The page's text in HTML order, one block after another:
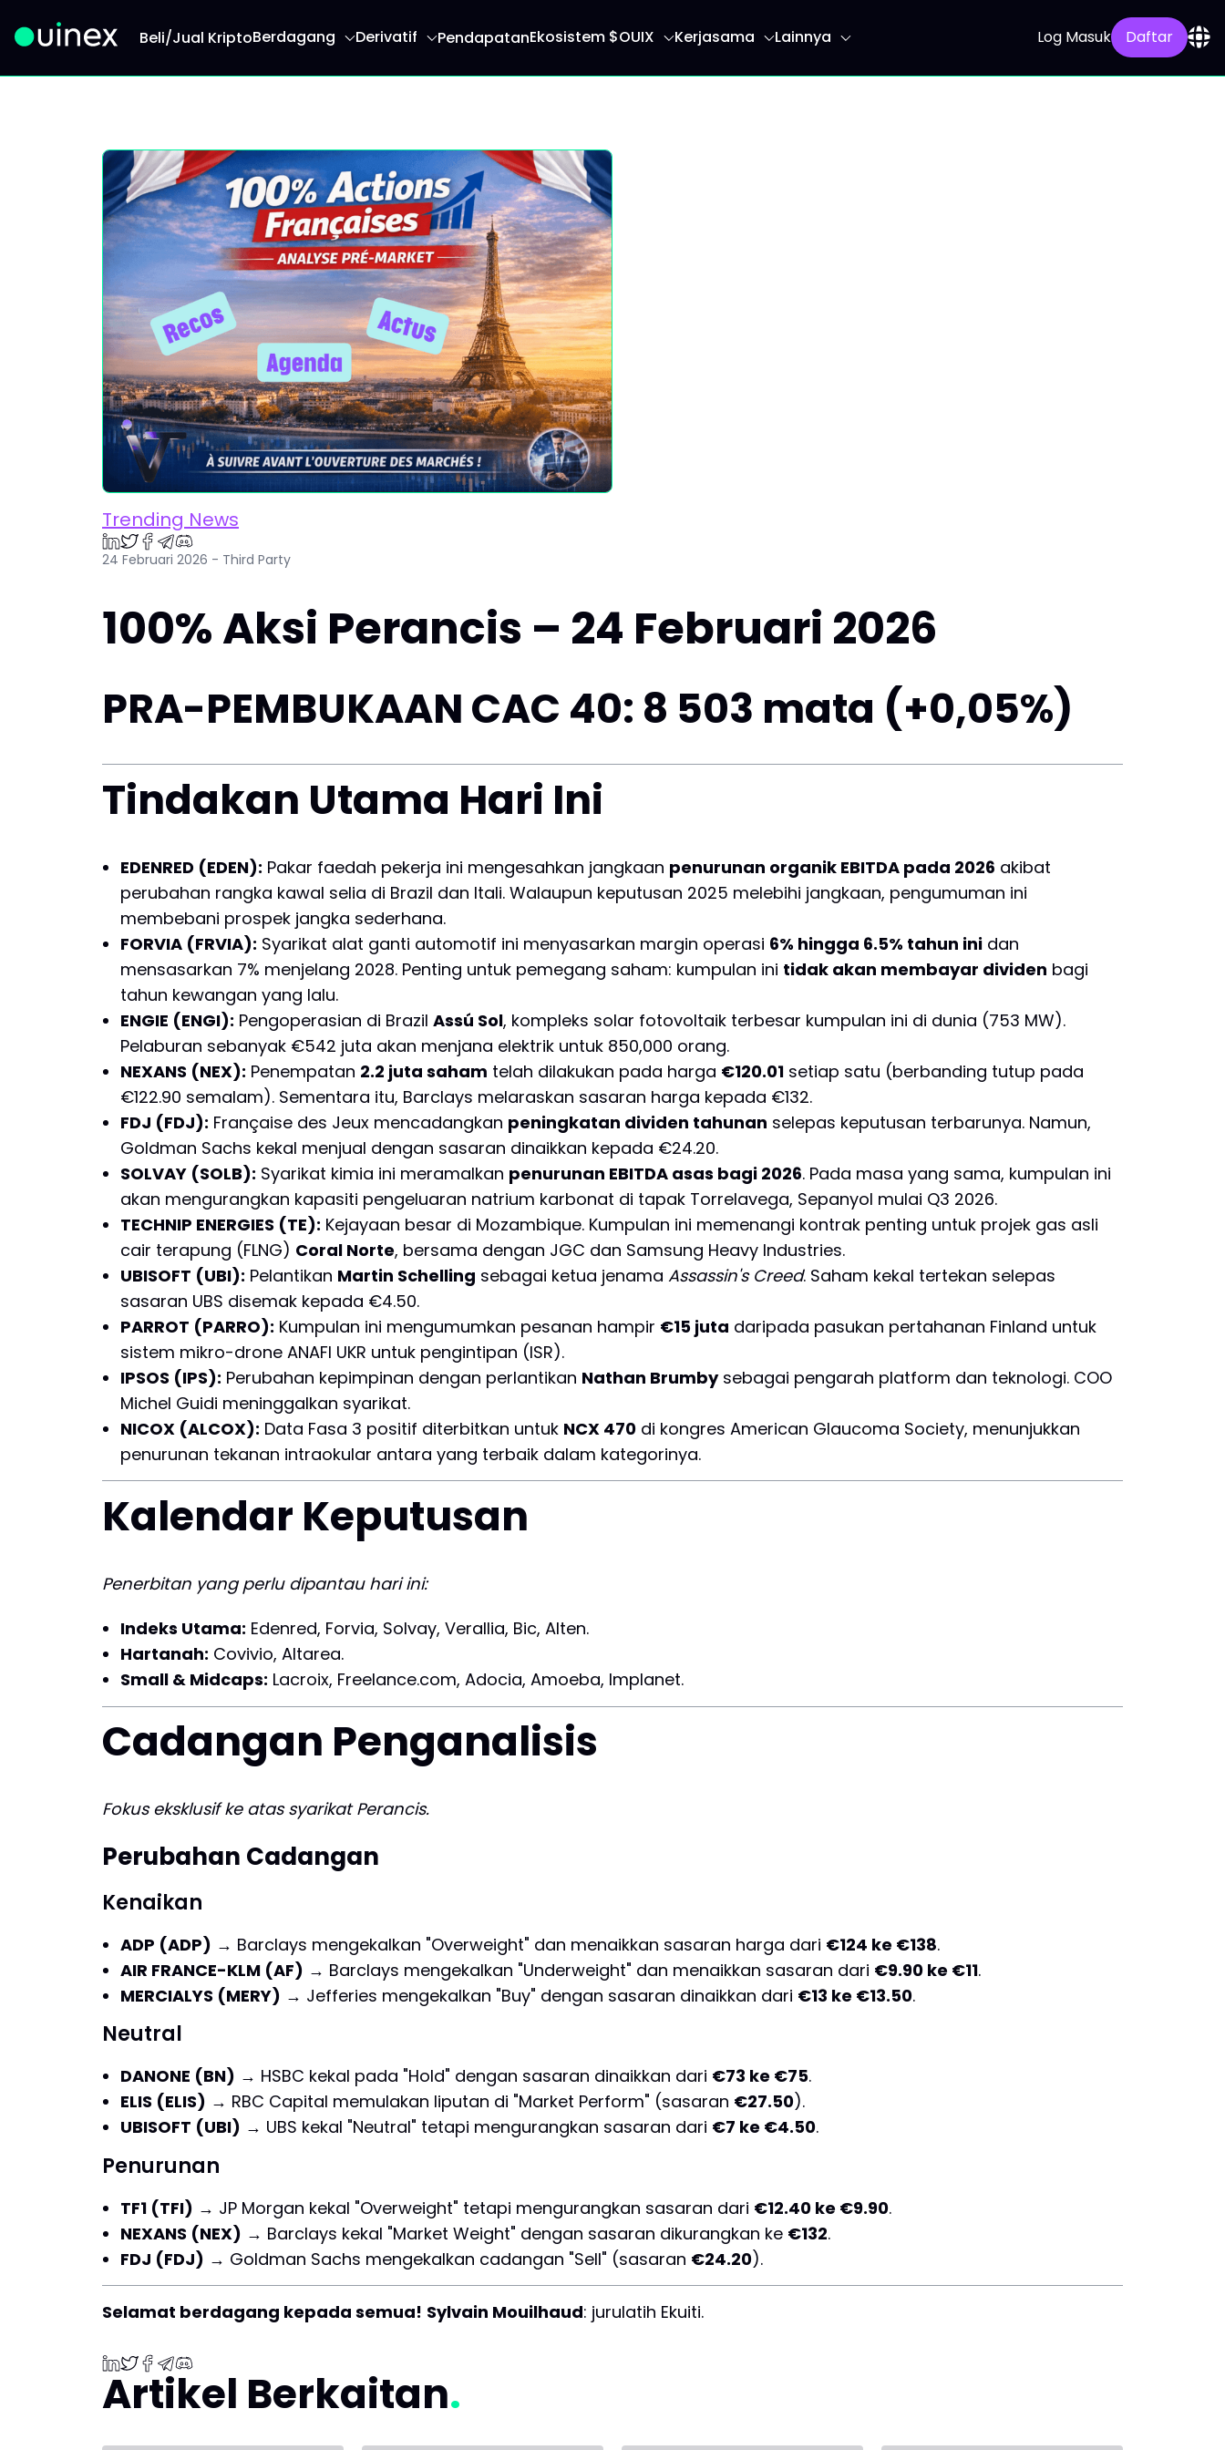
Beli/Jual KriptoBerdagang Derivatif PendapatanEkosistem $OUIX Kerjasama Lainnya Log Masuk Daftar
Trending News
24 Februari 2026 - Third Party
100% Aksi Perancis – 24 Februari 2026
PRA-PEMBUKAAN CAC 40: 8 503 mata (+0,05%)
Tindakan Utama Hari Ini
EDENRED (EDEN): Pakar faedah pekerja ini mengesahkan jangkaan penurunan organik EBITDA pada 2026 akibat
perubahan rangka kawal selia di Brazil dan Itali. Walaupun keputusan 2025 melebihi jangkaan, pengumuman ini
membebani prospek jangka sederhana.
FORVIA (FRVIA): Syarikat alat ganti automotif ini menyasarkan margin operasi 6% hingga 6.5% tahun ini dan
mensasarkan 7% menjelang 2028. Penting untuk pemegang saham: kumpulan ini tidak akan membayar dividen bagi
tahun kewangan yang lalu.
ENGIE (ENGI): Pengoperasian di Brazil Assú Sol, kompleks solar fotovoltaik terbesar kumpulan ini di dunia (753 MW).
Pelaburan sebanyak €542 juta akan menjana elektrik untuk 850,000 orang.
NEXANS (NEX): Penempatan 2.2 juta saham telah dilakukan pada harga €120.01 setiap satu (berbanding tutup pada
€122.90 semalam). Sementara itu, Barclays melaraskan sasaran harga kepada €132.
FDJ (FDJ): Française des Jeux mencadangkan peningkatan dividen tahunan selepas keputusan terbarunya. Namun,
Goldman Sachs kekal menjual dengan sasaran dinaikkan kepada €24.20.
SOLVAY (SOLB): Syarikat kimia ini meramalkan penurunan EBITDA asas bagi 2026. Pada masa yang sama, kumpulan ini
akan mengurangkan kapasiti pengeluaran natrium karbonat di tapak Torrelavega, Sepanyol mulai Q3 2026.
TECHNIP ENERGIES (TE): Kejayaan besar di Mozambique. Kumpulan ini memenangi kontrak penting untuk projek gas asli
cair terapung (FLNG) Coral Norte, bersama dengan JGC dan Samsung Heavy Industries.
UBISOFT (UBI): Pelantikan Martin Schelling sebagai ketua jenama Assassin's Creed. Saham kekal tertekan selepas
sasaran UBS disemak kepada €4.50.
PARROT (PARRO): Kumpulan ini mengumumkan pesanan hampir €15 juta daripada pasukan pertahanan Finland untuk
sistem mikro-drone ANAFI UKR untuk pengintipan (ISR).
IPSOS (IPS): Perubahan kepimpinan dengan perlantikan Nathan Brumbysebagai pengarah platform dan teknologi. COO
Michel Guidi meninggalkan syarikat.
NICOX (ALCOX): Data Fasa 3 positif diterbitkan untuk NCX 470 di kongres American Glaucoma Society, menunjukkan
penurunan tekanan intraokular antara yang terbaik dalam kategorinya.
Kalendar Keputusan
Penerbitan yang perlu dipantau hari ini:
Indeks Utama: Edenred, Forvia, Solvay, Verallia, Bic, Alten.
Hartanah: Covivio, Altarea.
Small & Midcaps: Lacroix, Freelance.com, Adocia, Amoeba, Implanet.
Cadangan Penganalisis
Fokus eksklusif ke atas syarikat Perancis.
Perubahan Cadangan
Kenaikan
ADP (ADP) → Barclays mengekalkan "Overweight" dan menaikkan sasaran harga dari €124 ke €138.
AIR FRANCE-KLM (AF) → Barclays mengekalkan "Underweight" dan menaikkan sasaran dari €9.90 ke €11.
MERCIALYS (MERY) → Jefferies mengekalkan "Buy" dengan sasaran dinaikkan dari €13 ke €13.50.
Neutral
DANONE (BN) → HSBC kekal pada "Hold" dengan sasaran dinaikkan dari €73 ke €75.
ELIS (ELIS) → RBC Capital memulakan liputan di "Market Perform" (sasaran €27.50).
UBISOFT (UBI) → UBS kekal "Neutral" tetapi mengurangkan sasaran dari €7 ke €4.50.
Penurunan
TF1 (TFI) → JP Morgan kekal "Overweight" tetapi mengurangkan sasaran dari €12.40 ke €9.90.
NEXANS (NEX) → Barclays kekal "Market Weight" dengan sasaran dikurangkan ke €132.
FDJ (FDJ) → Goldman Sachs mengekalkan cadangan "Sell" (sasaran €24.20).
Selamat berdagang kepada semua! Sylvain Mouilhaud: jurulatih Ekuiti.
Artikel Berkaitan